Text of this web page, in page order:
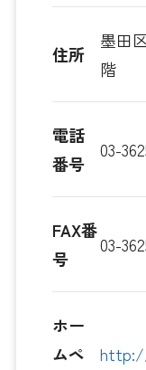
住所
墨田
階
電話
番号
03-
FAX番
号
03-
ホー
ムペ